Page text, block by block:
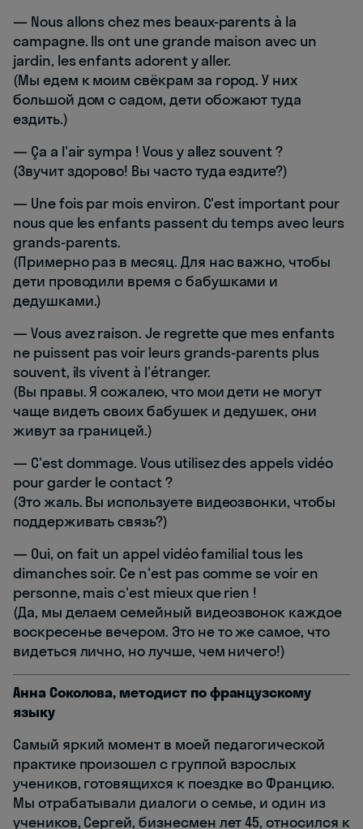
— Nous allons chez mes beaux-parents à la
campagne. Ils ont une grande maison avec un
jardin, les enfants adorent y aller.
(Мы едем к моим свёкрам за город. У них
большой дом с садом, дети обожают туда
ездить.)
— Ça a l'air sympa ! Vous y allez souvent ?
(Звучит здорово! Вы часто туда ездите?)
— Une fois par mois environ. C'est important pour
nous que les enfants passent du temps avec leurs
grands-parents.
(Примерно раз в месяц. Для нас важно, чтобы
дети проводили время с бабушками и
дедушками.)
— Vous avez raison. Je regrette que mes enfants
ne puissent pas voir leurs grands-parents plus
souvent, ils vivent à l'étranger.
(Вы правы. Я сожалею, что мои дети не могут
чаще видеть своих бабушек и дедушек, они
живут за границей.)
— C'est dommage. Vous utilisez des appels vidéo
pour garder le contact ?
(Это жаль. Вы используете видеозвонки, чтобы
поддерживать связь?)
— Oui, on fait un appel vidéo familial tous les
dimanches soir. Ce n'est pas comme se voir en
personne, mais c'est mieux que rien !
(Да, мы делаем семейный видеозвонок каждое
воскресенье вечером. Это не то же самое, что
видеться лично, но лучше, чем ничего!)
Анна Соколова, методист по французскому
языку
Самый яркий момент в моей педагогической
практике произошел с группой взрослых
учеников, готовящихся к поездке во Францию.
Мы отрабатывали диалоги о семье, и один из
учеников, Сергей, бизнесмен лет 45, относился к